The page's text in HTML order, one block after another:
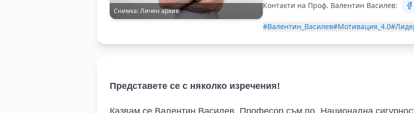
Снимка:Личен архив
Контакти на Проф. Валентин Василев:
#Валентин_Василев#Мотивация_4.0
Представете се с няколко изречения!
Казвам се Валентин Василев. Професор съм по „Национална